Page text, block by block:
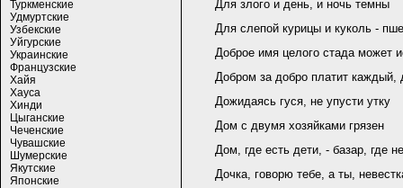
Туркменские
Удмуртские
Узбекские
Уйгурские
Украинские
Французские
Хайя
Хауса
Хинди
Цыганские
Чеченские
Чувашские
Шумерские
Якутские
Японские
Для злого и день, и ночь темны
Для слепой курицы и куколь -
Доброе имя целого стада может
Добром за добро платит каждый,
Дожидаясь гуся, не упусти утку
Дом с двумя хозяйками грязен
Дом, где есть дети, - базар, где
Дочка, говорю тебе, а ты,